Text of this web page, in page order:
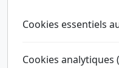
Cookies essentiels
Cookies analytiques